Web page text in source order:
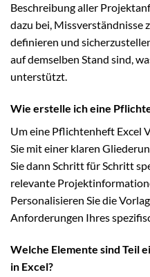
Beschreibung aller
dazu bei, Missverständnisse
definieren und
auf demselben Stand sind,
unterstützt.
Wie erstelle ich eine
Um eine Pflichtenheft Excel
Sie mit einer klaren
Sie dann Schritt für Schritt
relevante
Personalisieren Sie die
Anforderungen Ihres
Welche Elemente sind Teil
in Excel?